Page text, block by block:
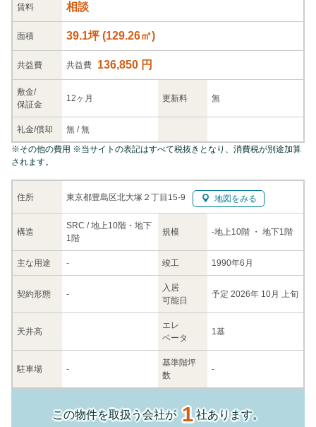
賃料 相談
面積 39.1坪(129.26㎡)
共益費 共益費 136,850 円
敷金/
保証金
12ヶ月 更新料 無
礼金/償却 無 /無
住所 東京都豊島区北大塚２丁目15-9 地図をみる
構造
SRC / 地上10階・地下
1階
規模 -地上10階 ・ 地下1階
主な用途 - 竣工 1990年6月
契約形態 -
入居
可能日
予定 2026年 10月 上旬
天井高
エレ
ベータ
1基
駐車場 -
基準階坪
数
-
※その他の費用 ※当サイトの表記はすべて税抜きとなり、消費税が別途加算
されます。
この物件を取扱う会社が1社あります。